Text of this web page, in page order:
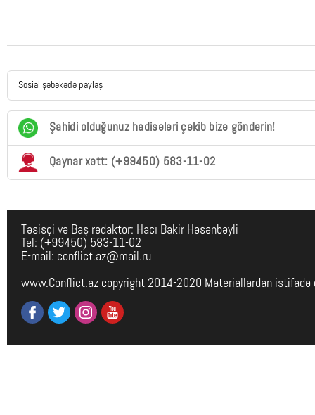
Sosial şəbəkədə paylaş
Şahidi olduğunuz hadisələri çəkib bizə göndərin!
Qaynar xətt: (+99450) 583-11-02
Təsisçi və Baş redaktor: Hacı Bakir Həsənbəyli
Tel: (+99450) 583-11-02
E-mail: conflict.az@mail.ru
www.Conflict.az copyright 2014-2020 Materiallardan istifadə